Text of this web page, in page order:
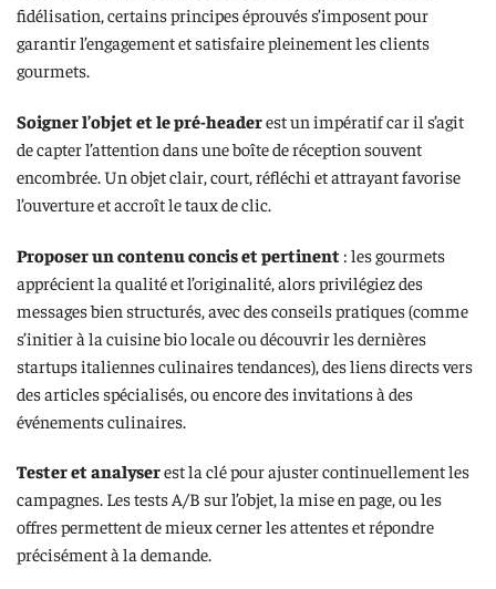
fidélisation, certains principes éprouvés s’imposent pour
garantir l’engagement et satisfaire pleinement les clients
gourmets.
Soigner l’objet et le pré-headerest un impératif car il s’agit
de capter l’attention dans une boîte de réception souvent
encombrée. Un objet clair, court, réfléchi et attrayant favorise
l’ouverture et accroît le taux de clic.
Proposer un contenu concis et pertinent : les gourmets
apprécient la qualité et l’originalité, alors privilégiez des
messages bien structurés, avec des conseils pratiques (comme
s’initier à la cuisine bio locale ou découvrir les dernières
startups italiennes culinaires tendances), des liens directs vers
des articles spécialisés, ou encore des invitations à des
événements culinaires.
Tester et analyserest la clé pour ajuster continuellement les
campagnes. Les tests A/B sur l’objet, la mise en page, ou les
offres permettent de mieux cerner les attentes et répondre
précisément à la demande.